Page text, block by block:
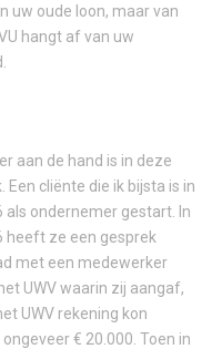
uw oude loon, maar van
hangt af van uw
aan de hand is in deze
Een cliënte die ik bijsta is in
als ondernemer gestart. In
heeft ze een gesprek
met een medewerker
UWV waarin zij aangaf,
UWV rekening kon
€ 20.000. Toen in